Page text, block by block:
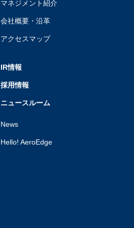
マネジメント紹介
会社概要・沿革
アクセスマップ
IR情報
採用情報
ニュースルーム
News
Hello! AeroEdge